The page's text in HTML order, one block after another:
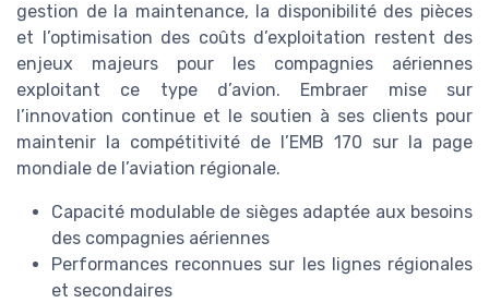
gestion de la maintenance, la disponibilité des pièces
et l’optimisation des coûts d’exploitation restent des
enjeux majeurs pour les compagnies aériennes
exploitant ce type d’avion. Embraer mise sur
l’innovation continue et le soutien à ses clients pour
maintenir la compétitivité de l’EMB 170 sur la page
mondiale de l’aviation régionale.
Capacité modulable de sièges adaptée aux besoins
des compagnies aériennes
Performances reconnues sur les lignes régionales
et secondaires